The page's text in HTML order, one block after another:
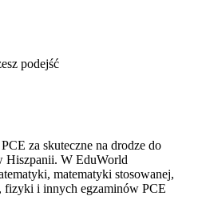
podejść
za skuteczne na drodze do
Hiszpanii. W EduWorld
matematyki stosowanej,
fizyki i innych egzaminów PCE